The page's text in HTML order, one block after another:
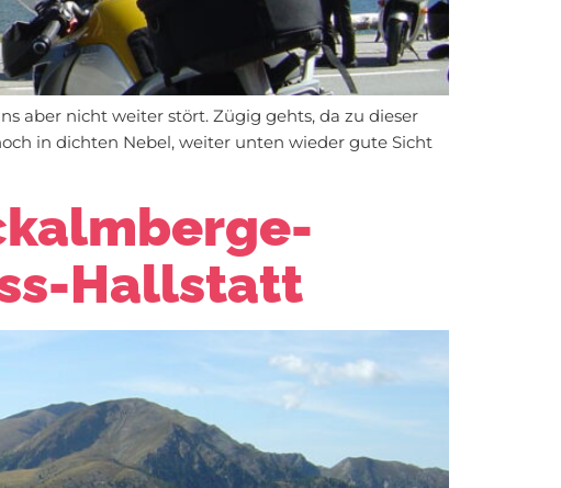
aber nicht weiter stört. Zügig gehts, da zu dieser
in dichten Nebel, weiter unten wieder gute Sicht
Hallstatt